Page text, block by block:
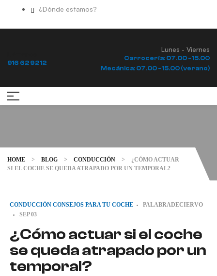
¿Dónde estamos?
916 62 92 12
Lunes - Viernes
Carrocería: 07.00 - 15.00
Mecánica: 07.00 - 15.00 (verano)
HOME > BLOG > CONDUCCIÓN >
¿CÓMO ACTUAR
SI EL COCHE SE QUEDA ATRAPADO POR UN TEMPORAL?
CONDUCCIÓN CONSEJOS PARA TU COCHE
PALABRADECIERVO
SEP03
¿Cómo actuar si el coche
se queda atrapado por un
temporal?